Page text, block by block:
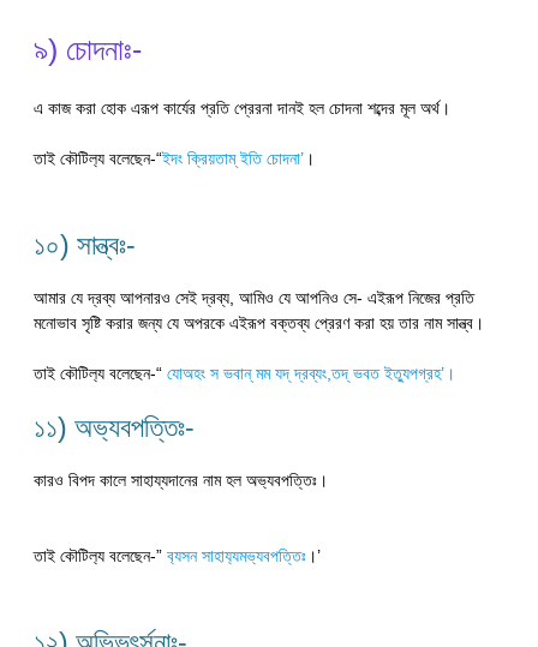
৯) চোদনাঃ-
এ কাজ করা হোক এরূপ কার্যের প্রতি প্রেরনা দানই হল চোদনা শব্দের মূল অর্থ।
তাই কৌটিল‍্য বলেছেন-“ইদং ক্রিয়তাম্ ইতি চোদনা’ ।
১০) সান্ত্বঃ-
আমার যে দ্রব্য আপনারও সেই দ্রব্য, আমিও যে আপনিও সে- এইরূপ নিজের প্রতি
মনোভাব সৃষ্টি করার জন্য যে অপরকে এইরূপ বক্তব্য প্রেরণ করা হয় তার নাম সান্ত্ব।
তাই কৌটিল‍্য বলেছেন-“ যোঅহং স ভবান্ মম যদ্ দ্রব্যং,তদ্ ভবত ইত‍্যুপগ্রহ’।
১১) অভ‍্যবপত্তিঃ-
কারও বিপদ কালে সাহায্যদানের নাম হল অভ‍্যবপত্তিঃ।
তাই কৌটিল‍্য বলেছেন-” ব‍্যসন সাহায‍্যমভ‍্যবপত্তিঃ ।’